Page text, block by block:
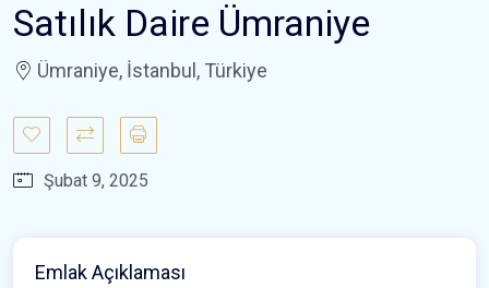
Satılık Daire Ümraniye
Ümraniye, İstanbul, Türkiye
Şubat 9, 2025
Emlak Açıklaması